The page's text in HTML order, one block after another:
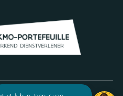
Ik ben Jasper van